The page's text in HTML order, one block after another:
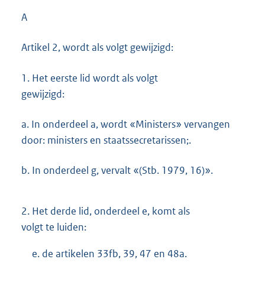
A
Artikel 2, wordt als volgt gewijzigd:
1. Het eerste lid wordt als volgt
gewijzigd:
a. In onderdeel a, wordt «Ministers» vervangen
door: ministers en staatssecretarissen;.
b. In onderdeel g, vervalt «(Stb. 1979, 16)».
2. Het derde lid, onderdeel e, komt als
volgt te luiden:
e. de artikelen 33fb, 39, 47 en 48a.